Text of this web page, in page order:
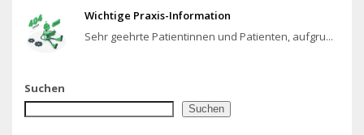
Wichtige Praxis-Information
Sehr geehrte Patientinnen und Patienten, aufgru...
Suchen
Suchen